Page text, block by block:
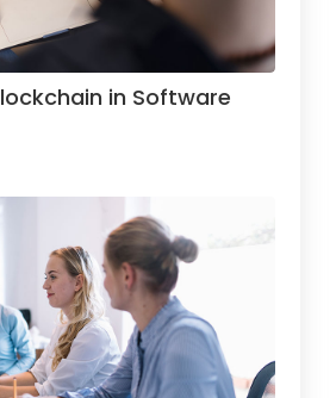
in Software